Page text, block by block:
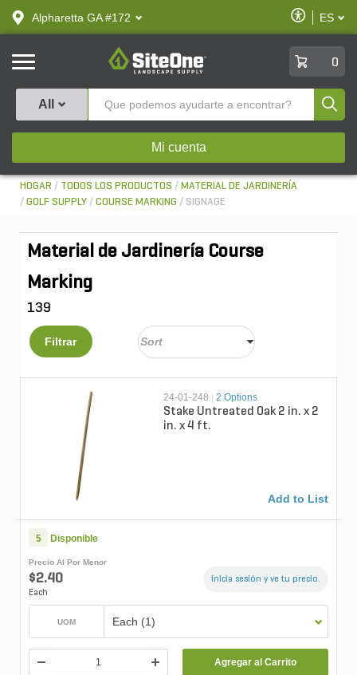
text.skipToContent
text.skipToNavigation
Alpharetta GA #172
Habilitar
ES
SiteOne
0
All
Mi cuenta
HOGAR TODOS LOS PRODUCTOS
MATERIAL DE JARDINERÍA
GOLF SUPPLY
COURSE MARKING SIGNAGE
Material de Jardinería Course
Marking
139
Filtrar
24-01-248 2 Options
Stake Untreated Oak 2 in. x 2
in. x 4 ft.
Add to List
5 Disponible
Precio Al Por Menor
$2.40
Each
Inicia sesión y ve tu precio.
UOM Each (1)
Agregar al Carrito